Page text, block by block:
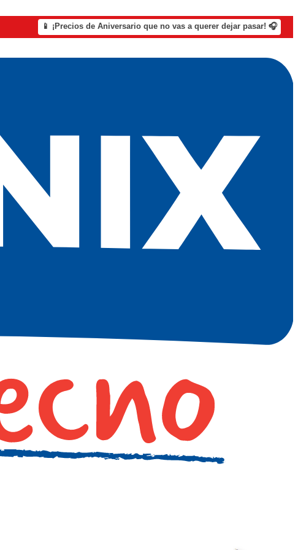
📱 ¡Precios de Aniversario que no vas a querer dejar pasar! 🎧